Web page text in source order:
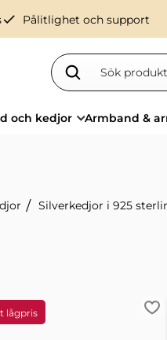
check Pålitlighet och support
och kedjor Armband &
Silverkedjor i 925